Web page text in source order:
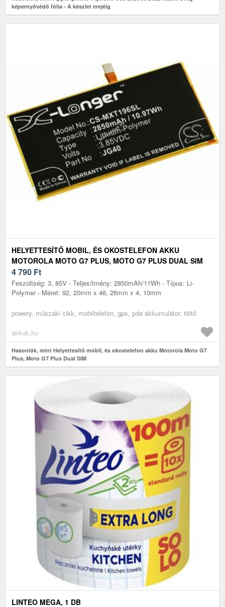
képernyővédő fólia - A készlet erejéig
HELYETTESÍTŐ MOBIL, ÉS OKOSTELEFON AKKU
MOTOROLA MOTO G7 PLUS, MOTO G7 PLUS DUAL SIM
4 790 Ft
Feszültség: 3, 85V - Teljesítmény: 2850mAh/11Wh - Típus: Li-
Polymer - Méret: 92, 20mm x 46, 26mm x 4, 10mm
powery, műszaki cikk, mobiltelefon, gps, pda akkumulátor, töltő
akkuk.hu
Hasonlók, mint Helyettesítő mobil, és okostelefon akku Motorola Moto G7
Plus, Moto G7 Plus Dual SIM
LINTEO MEGA, 1 DB